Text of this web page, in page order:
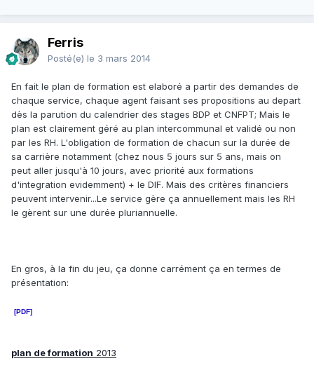
Ferris
Posté(e) le 3 mars 2014
En fait le plan de formation est elaboré a partir des demandes de
chaque service, chaque agent faisant ses propositions au depart
dès la parution du calendrier des stages BDP et CNFPT; Mais le
plan est clairement géré au plan intercommunal et validé ou non
par les RH. L'obligation de formation de chacun sur la durée de
sa carrière notamment (chez nous 5 jours sur 5 ans, mais on
peut aller jusqu'à 10 jours, avec priorité aux formations
d'integration evidemment) + le DIF. Mais des critères financiers
peuvent intervenir...Le service gère ça annuellement mais les RH
le gèrent sur une durée pluriannuelle.
En gros, à la fin du jeu, ça donne carrément ça en termes de
présentation:
[PDF]
plan de formation 2013